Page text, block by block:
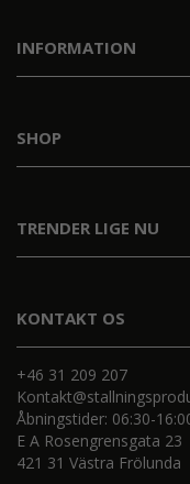
KONTAKT OS
+46 31 209 207
Åbningstider: 06:30-
E A Rosengrensgata 23
421 31 Västra Frölunda
INFORMATION
TRENDER LIGE NU
SHOP